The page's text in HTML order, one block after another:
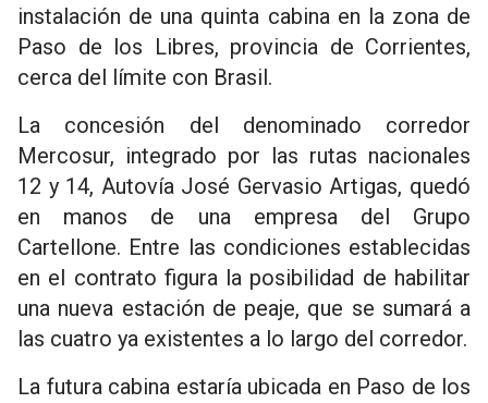
instalación de una quinta cabina en la zona de
Paso de los Libres, provincia de Corrientes,
cerca del límite con Brasil.
La concesión del denominado corredor
Mercosur, integrado por las rutas nacionales
12 y 14, Autovía José Gervasio Artigas, quedó
en manos de una empresa del Grupo
Cartellone. Entre las condiciones establecidas
en el contrato figura la posibilidad de habilitar
una nueva estación de peaje, que se sumará a
las cuatro ya existentes a lo largo del corredor.
La futura cabina estaría ubicada en Paso de los